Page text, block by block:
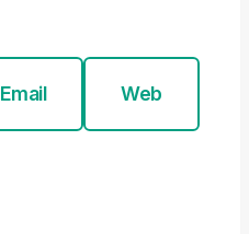
Email Web